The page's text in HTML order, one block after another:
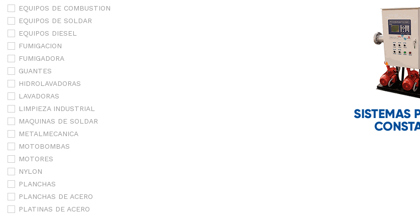
EQUIPOS DE COMBUSTION
EQUIPOS DE SOLDAR
EQUIPOS DIESEL
FUMIGACION
FUMIGADORA
GUANTES
HIDROLAVADORAS
LAVADORAS
LIMPIEZA INDUSTRIAL
MAQUINAS DE SOLDAR
METALMECANICA
MOTOBOMBAS
MOTORES
NYLON
PLANCHAS
PLANCHAS DE ACERO
PLATINAS DE ACERO